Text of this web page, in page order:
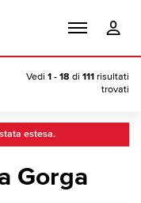
Vedi 1 - 18 di 111 risultati
trovati
estesa.
Gorga